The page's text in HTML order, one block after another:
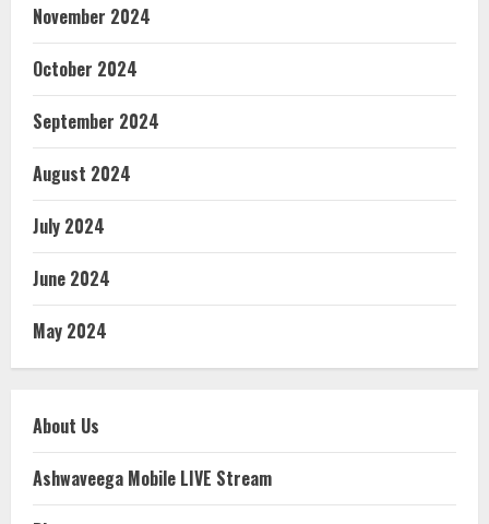
November 2024
October 2024
September 2024
August 2024
July 2024
June 2024
May 2024
About Us
Ashwaveega Mobile LIVE Stream